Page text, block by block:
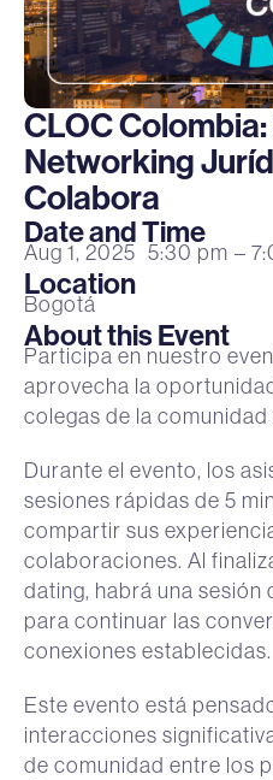
CLOC
Networking
Colabora
Date and Time
Aug 1, 2025 5:30 pm –
Location
Bogotá
About this Event
Participa en nuestro
aprovecha la
colegas de la comunidad
Durante el evento, los
sesiones rápidas de 5
compartir sus
colaboraciones. Al
dating, habrá una
para continuar las
conexiones establecidas.
Este evento está
interacciones
de comunidad entre los